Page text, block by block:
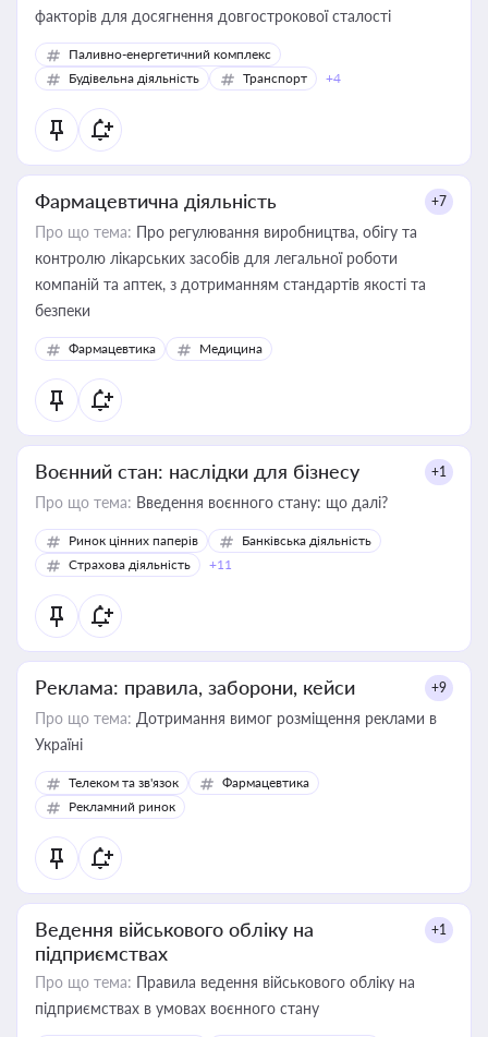
факторів для досягнення довгострокової сталості
Паливно-енергетичний комплекс
Будівельна діяльність
Транспорт +4
Фармацевтична діяльність +7
Про що тема: Про регулювання виробництва, обігу та
контролю лікарських засобів для легальної роботи
компаній та аптек, з дотриманням стандартів якості та
безпеки
Фармацевтика Медицина
Воєнний стан: наслідки для бізнесу +1
Про що тема: Введення воєнного стану: що далі?
Ринок цінних паперів
Банківська діяльність
Страхова діяльність
+11
Реклама: правила, заборони, кейси +9
Про що тема: Дотримання вимог розміщення реклами в
Україні
Телеком та зв'язок
Фармацевтика
Рекламний ринок
Ведення військового обліку на
підприємствах
+1
Про що тема: Правила ведення військового обліку на
підприємствах в умовах воєнного стану